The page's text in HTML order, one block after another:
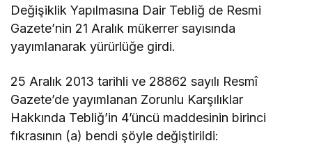
Değişiklik Yapılmasına Dair Tebliğ de Resmi
Gazete’nin 21 Aralık mükerrer sayısında
yayımlanarak yürürlüğe girdi.
25 Aralık 2013 tarihli ve 28862 sayılı Resmî
Gazete’de yayımlanan Zorunlu Karşılıklar
Hakkında Tebliğ’in 4’üncü maddesinin birinci
fıkrasının (a) bendi şöyle değiştirildi: